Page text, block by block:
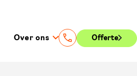
Over ons Offerte